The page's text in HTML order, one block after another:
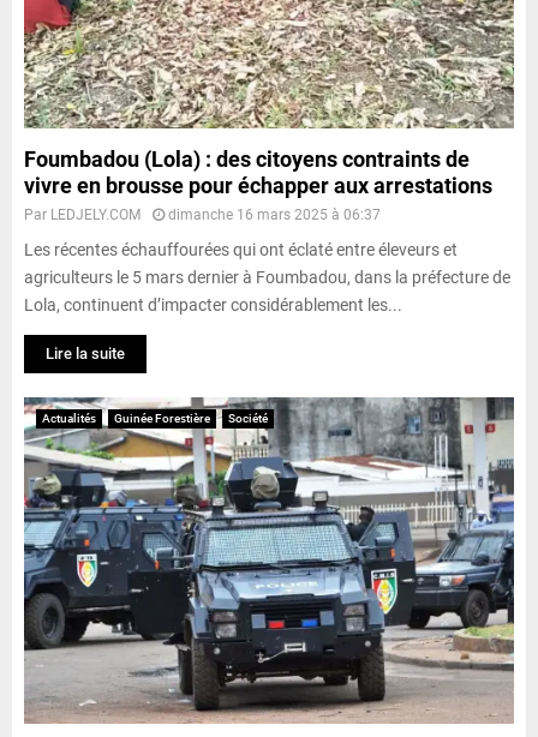
Foumbadou (Lola) : des citoyens contraints de
vivre en brousse pour échapper aux arrestations
Par LEDJELY.COM dimanche 16 mars 2025 à 06:37
Les récentes échauffourées qui ont éclaté entre éleveurs et
agriculteurs le 5 mars dernier à Foumbadou, dans la préfecture de
Lola, continuent d’impacter considérablement les...
Lire la suite
Actualités Guinée Forestière Société